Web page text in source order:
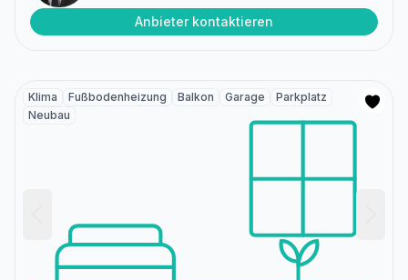
Anbieter kontaktieren
Klima Fußbodenheizung Balkon Garage
Parkplatz
Neubau